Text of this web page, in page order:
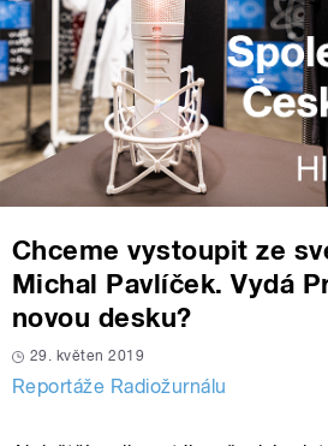
Chceme vystoupit ze
Michal Pavlíček. Vydá
novou desku?
29. květen 2019
Reportáže Radiožurnálu